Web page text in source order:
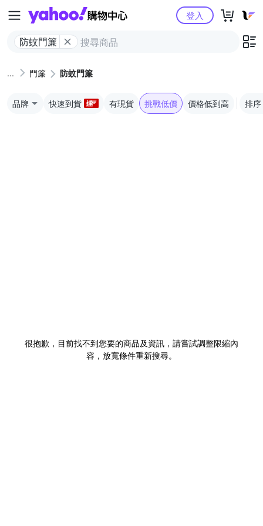
Yahoo購物中心
防蚊門簾
登入
門簾 防蚊門簾
品牌 快速到貨 有現貨 挑戰低價 價格低到高 排序
很抱歉，目前找不到您要的商品及資訊，請嘗試調整限縮內
容，放寬條件重新搜尋。